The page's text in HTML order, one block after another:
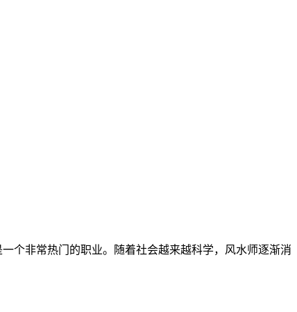
个非常热门的职业。随着社会越来越科学，风水师逐渐消